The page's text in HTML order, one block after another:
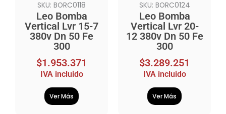
SKU: BORC0118
Leo Bomba
Vertical Lvr 15-7
380v Dn 50 Fe
300
$1.953.371
IVA incluido
Ver Más
SKU: BORC0124
Leo Bomba
Vertical Lvr 20-
12 380v Dn 50 Fe
300
$3.289.251
IVA incluido
Ver Más